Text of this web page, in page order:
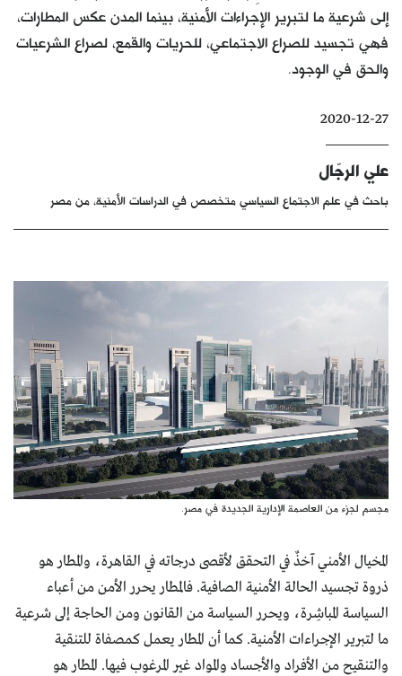
دفاتر
بالصورة
الأرشيف
إلى شرعية ما لتبرير الإجراءات الأمنية، بينما المدن عكس المطارات،
فهي تجسيد للصراع الاجتماعي، للحريات والقمع، لصراع الشرعيات
والحق في الوجود.
2020-12-27
علي الرجّال
باحث في علم الاجتماع السياسي متخصص في الدراسات الأمنية، من مصر
مجسم لجزء من العاصمة الإدارية الجديدة في مصر.
المخيال الأمني آخذٌ في التحقق لأقصى درجاته في القاهرة، والمطار هو
ذروة تجسيد الحالة الأمنية الصافية. فالمطار يحرر الأمن من أعباء
السياسة المباشِرة، ويحرر السياسة من القانون ومن الحاجة إلى شرعية
ما لتبرير الإجراءات الأمنية. كما أن المطار يعمل كمصفاة للتنقية
والتنقيح من الأفراد والأجساد والمواد غير المرغوب فيها. المطار هو